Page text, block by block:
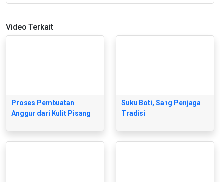
Video Terkait
Proses Pembuatan
Anggur dari Kulit Pisang
Suku Boti, Sang Penjaga
Tradisi